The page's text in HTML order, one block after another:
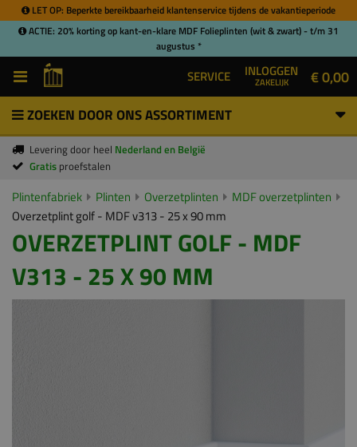
LET OP: Beperkte bereikbaarheid klantenservice tijdens de vakantieperiode
ACTIE: 20% korting op kant-en-klare MDF Folieplinten (wit & zwart) - t/m 31
augustus *
SERVICE INLOGGEN
ZAKELIJK € 0,00
ZOEKEN DOOR ONS ASSORTIMENT
Levering door heel Nederland en België
Gratis proefstalen
Plintenfabriek Plinten Overzetplinten
MDF overzetplinten
Overzetplint golf - MDF v313 - 25 x 90 mm
OVERZETPLINT GOLF - MDF
V313 - 25 X 90 MM